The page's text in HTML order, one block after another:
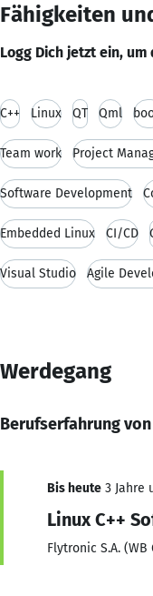
Fähigkeiten
Logg Dich jetzt ein,
C++ Linux QT Qml
Team work Project
Software Development
Embedded Linux CI/CD
Visual Studio Agile
Werdegang
Berufserfahrung
Bis heute 3 Jahre
Linux C++
Flytronic S.A. (WB